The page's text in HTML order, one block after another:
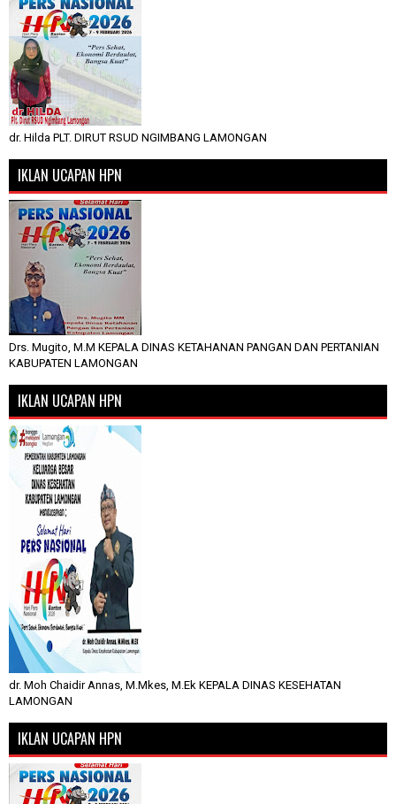
dr. Hilda PLT. DIRUT RSUD NGIMBANG LAMONGAN
IKLAN UCAPAN HPN
Drs. Mugito, M.M KEPALA DINAS KETAHANAN PANGAN DAN PERTANIAN
KABUPATEN LAMONGAN
IKLAN UCAPAN HPN
dr. Moh Chaidir Annas, M.Mkes, M.Ek KEPALA DINAS KESEHATAN
LAMONGAN
IKLAN UCAPAN HPN